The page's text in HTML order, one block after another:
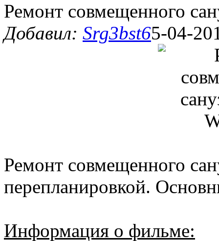
Ремонт совмещенного
Добавил: Srg3bst65-04-
Ремонт совмещенного
перепланировкой.
Информация о фильме: